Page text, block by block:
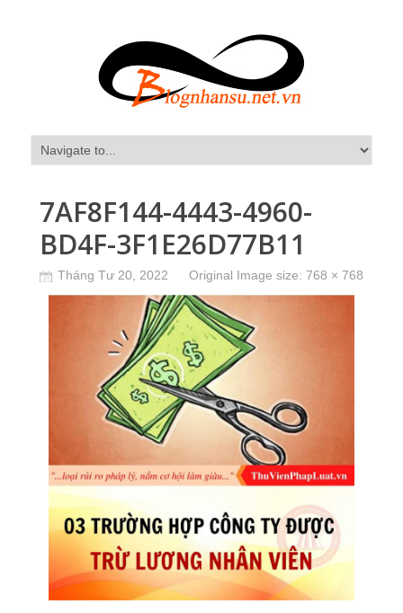
7AF8F144-4443-4960-
BD4F-3F1E26D77B11
Tháng Tư 20, 2022 Original Image size: 768 × 768